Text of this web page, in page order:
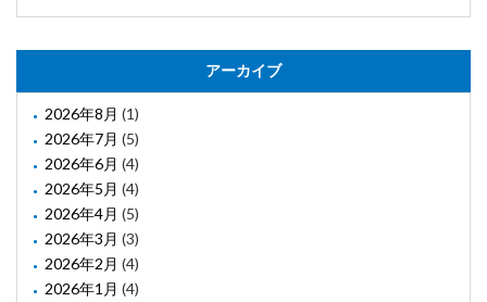
アーカイブ
2026年8月 (1)
2026年7月 (5)
2026年6月 (4)
2026年5月 (4)
2026年4月 (5)
2026年3月 (3)
2026年2月 (4)
2026年1月 (4)